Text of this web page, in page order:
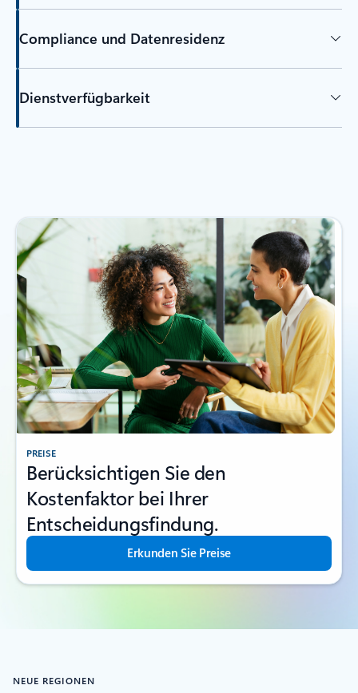
Compliance und Datenresidenz
Dienstverfügbarkeit
PREISE
Berücksichtigen Sie den
Kostenfaktor bei Ihrer
Entscheidungsfindung.
Erkunden Sie Preise
NEUE REGIONEN